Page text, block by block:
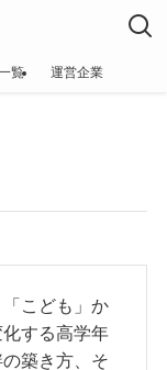
覧 運営企業
「こども」か
する高学年
築き方、そ